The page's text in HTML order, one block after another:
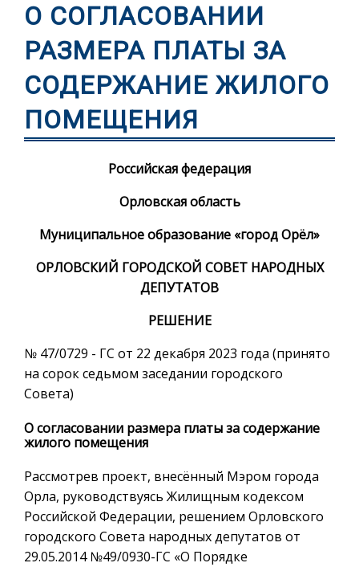
О СОГЛАСОВАНИИ
РАЗМЕРА ПЛАТЫ ЗА
СОДЕРЖАНИЕ ЖИЛОГО
ПОМЕЩЕНИЯ
Российская федерация
Орловская область
Муниципальное образование «город Орёл»
ОРЛОВСКИЙ ГОРОДСКОЙ СОВЕТ НАРОДНЫХ
ДЕПУТАТОВ
РЕШЕНИЕ
№ 47/0729 - ГС от 22 декабря 2023 года (принято
на сорок седьмом заседании городского
Совета)
О согласовании размера платы за содержание
жилого помещения
Рассмотрев проект, внесённый Мэром города
Орла, руководствуясь Жилищным кодексом
Российской Федерации, решением Орловского
городского Совета народных депутатов от
29.05.2014 №49/0930-ГС «О Порядке